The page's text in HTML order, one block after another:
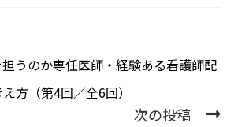
うのか――専任医師・経験ある看護師配
方（第4回／全6回）
次の投稿